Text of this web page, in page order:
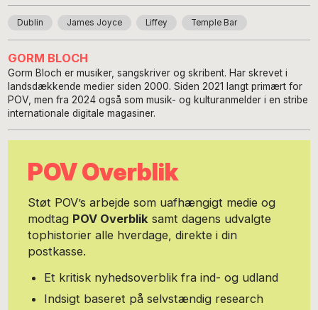
Dublin James Joyce Liffey Temple Bar
GORM BLOCH
Gorm Bloch er musiker, sangskriver og skribent. Har skrevet i
landsdækkende medier siden 2000. Siden 2021 langt primært for
POV, men fra 2024 også som musik- og kulturanmelder i en stribe
internationale digitale magasiner.
POV Overblik
Støt POV’s arbejde som uafhængigt medie og
modtag POV Overbliksamt dagens udvalgte
tophistorier alle hverdage, direkte i din
postkasse.
Et kritisk nyhedsoverblik fra ind- og udland
Indsigt baseret på selvstændig research